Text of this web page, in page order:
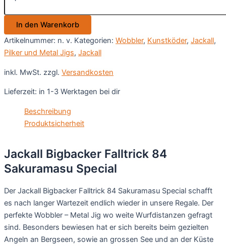
84
Sakuramasu
Special
Menge
In den Warenkorb
Artikelnummer: n. v. Kategorien: Wobbler, Kunstköder, Jackall,
Pilker und Metal Jigs, Jackall
inkl. MwSt. zzgl. Versandkosten
Lieferzeit: in 1-3 Werktagen bei dir
Beschreibung
Produktsicherheit
Jackall Bigbacker Falltrick 84
Sakuramasu Special
Der Jackall Bigbacker Falltrick 84 Sakuramasu Special schafft
es nach langer Wartezeit endlich wieder in unsere Regale. Der
perfekte Wobbler – Metal Jig wo weite Wurfdistanzen gefragt
sind. Besonders bewiesen hat er sich bereits beim gezielten
Angeln an Bergseen, sowie an grossen See und an der Küste